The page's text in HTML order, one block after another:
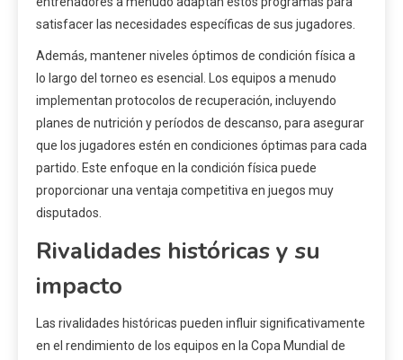
satisfacer las necesidades específicas de sus jugadores.
Además, mantener niveles óptimos de condición física a
lo largo del torneo es esencial. Los equipos a menudo
implementan protocolos de recuperación, incluyendo
planes de nutrición y períodos de descanso, para asegurar
que los jugadores estén en condiciones óptimas para cada
partido. Este enfoque en la condición física puede
proporcionar una ventaja competitiva en juegos muy
disputados.
Rivalidades históricas y su
impacto
Las rivalidades históricas pueden influir significativamente
en el rendimiento de los equipos en la Copa Mundial de